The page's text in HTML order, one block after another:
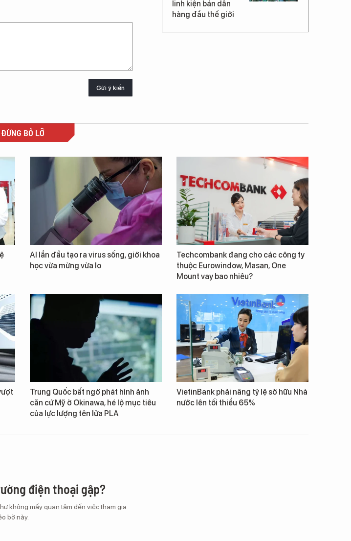
Gửi ý kiến
linh kiện bán dẫn
hàng đầu thế giới
ĐỪNG BỎ LỠ
AI lần đầu tạo ra virus sống, giới khoa
học vừa mừng vừa lo
Techcombank đang cho các công ty
thuộc Eurowindow, Masan, One
Mount vay bao nhiêu?
Trung Quốc bất ngờ phát hình ảnh
căn cứ Mỹ ở Okinawa, hé lộ mục tiêu
của lực lượng tên lửa PLA
VietinBank phải nâng tỷ lệ sở hữu Nhà
nước lên tối thiểu 65%
điện thoại gập?
không mấy quan tâm đến việc tham gia
bở này.